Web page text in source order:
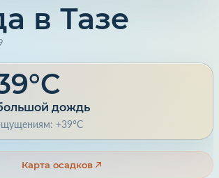
в Тазе
дождь
+39°C
Карта осадков